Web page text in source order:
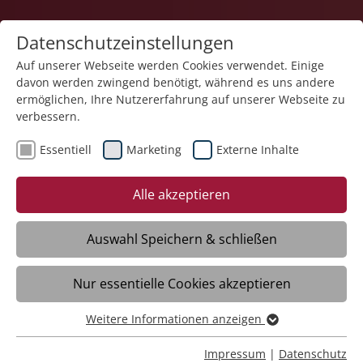
Bildung
Professionelle Integrationsvorbereitung
Langzeitarbeitsloser (ProfIL)
Ravensburg
Datenschutzeinstellungen
Auf unserer Webseite werden Cookies verwendet. Einige
davon werden zwingend benötigt, während es uns andere
ermöglichen, Ihre Nutzererfahrung auf unserer Webseite zu
verbessern.
Essentiell Marketing Externe Inhalte
Alle akzeptieren
Auswahl Speichern & schließen
Nur essentielle Cookies akzeptieren
Essentiell
Essentielle Cookies werden für grundlegende Funktionen
Weitere Informationen anzeigen
Impressum | Datenschutz